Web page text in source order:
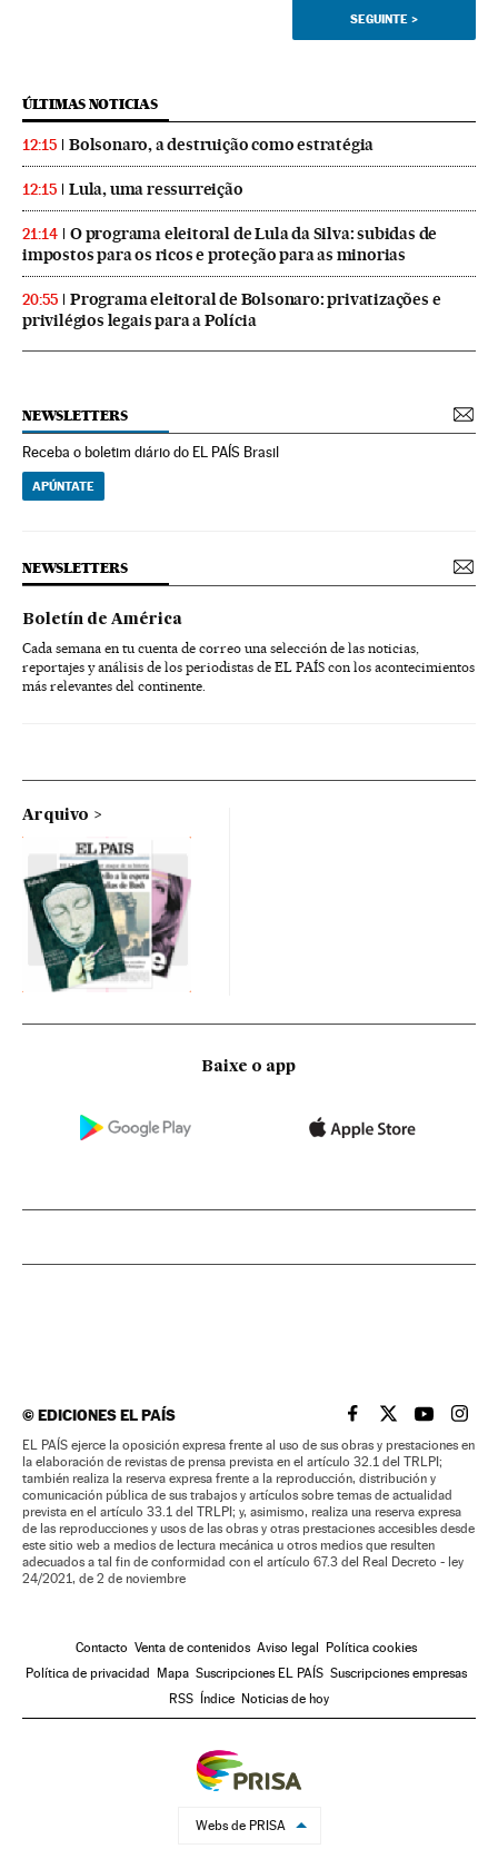
SEGUINTE >
ÚLTIMAS NOTICIAS
12:15 Bolsonaro, a destruição como estratégia
12:15 Lula, uma ressurreição
21:14
O programa eleitoral de Lula da Silva: subidas de
impostos para os ricos e proteção para as minorias
20:55
Programa eleitoral de Bolsonaro: privatizações e
privilégios legais para a Polícia
NEWSLETTERS
Receba o boletim diário do EL PAÍS Brasil
APÚNTATE
NEWSLETTERS
Boletín de América
Cada semana en tu cuenta de correo una selección de las noticias,
reportajes y análisis de los periodistas de EL PAÍS con los acontecimientos
más relevantes del continente.
Arquivo
Baixe o app
©EDICIONES EL PAÍS EL PAÍS BRASIL EN
EL PAÍSEL PAÍS
EL
EL PAÍS ejerce la oposición expresa frente al uso de sus obras y prestaciones en
la elaboración de revistas de prensa prevista en el artículo 32.1 del TRLPI;
también realiza la reserva expresa frente a la reproducción, distribución y
comunicación pública de sus trabajos y artículos sobre temas de actualidad
prevista en el artículo 33.1 del TRLPI; y, asimismo, realiza una reserva expresa
de las reproducciones y usos de las obras y otras prestaciones accesibles desde
este sitio web a medios de lectura mecánica u otros medios que resulten
adecuados a tal fin de conformidad con el artículo 67.3 del Real Decreto - ley
24/2021, de 2 de noviembre
Contacto Venta de contenidos Aviso legal
Política cookies
Política de privacidad
Mapa Suscripciones EL PAÍS Suscripciones empresas
RSS
Índice Noticias de hoy
Webs de PRISA